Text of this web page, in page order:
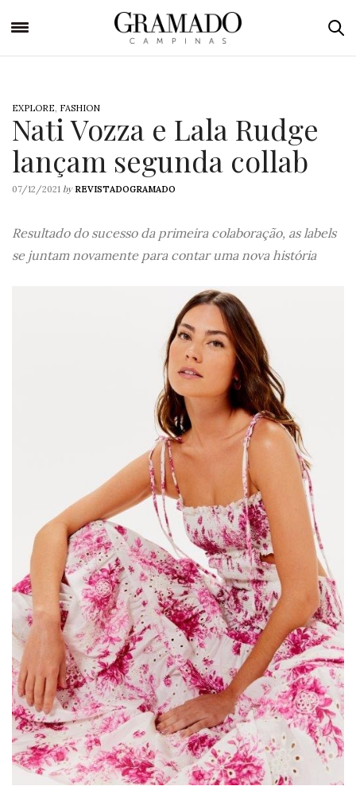
EXPLORE, FASHION
Nati Vozza e Lala Rudge
lançam segunda collab
07/12/2021 by REVISTADOGRAMADO
Resultado do sucesso da primeira colaboração, as labels
se juntam novamente para contar uma nova história